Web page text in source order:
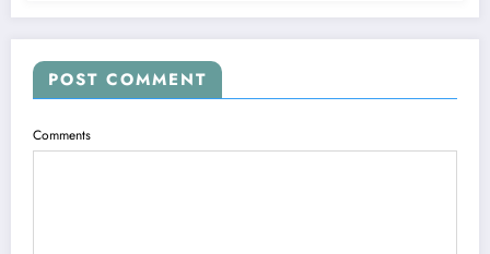
POST COMMENT
Comments